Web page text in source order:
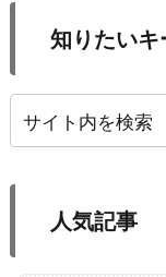
知りたい
人気記事